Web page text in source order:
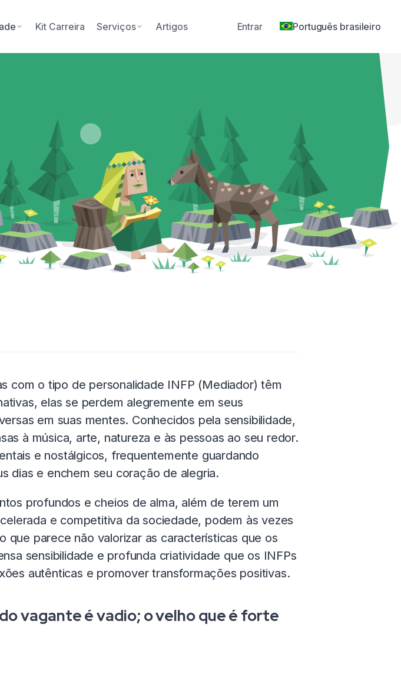
Kit Carreira Serviços Artigos Entrar Português brasileiro
com o tipo de personalidade INFP (Mediador) têm
elas se perdem alegremente em seus
em suas mentes. Conhecidos pela sensibilidade,
à música, arte, natureza e às pessoas ao seu redor.
e nostálgicos, frequentemente guardando
dias e enchem seu coração de alegria.
profundos e cheios de alma, além de terem um
e competitiva da sociedade, podem às vezes
que parece não valorizar as características que os
sensibilidade e profunda criatividade que os INFPs
autênticas e promover transformações positivas.
vagante é vadio; o velho que é forte